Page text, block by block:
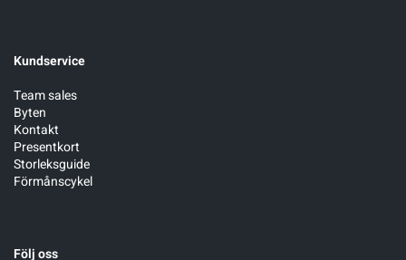
Kundservice
Team sales
Byten
Kontakt
Presentkort
Storleksguide
Förmånscykel
Följ oss